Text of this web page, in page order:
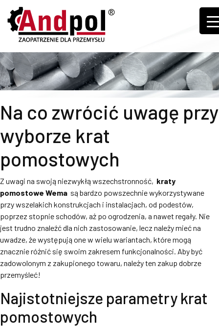
Na co zwrócić uwagę przy
wyborze krat
pomostowych
Z uwagi na swoją niezwykłą wszechstronność, kraty
pomostowe Wema są bardzo powszechnie wykorzystywane
przy wszelakich konstrukcjach i instalacjach, od podestów,
poprzez stopnie schodów, aż po ogrodzenia, a nawet regały. Nie
jest trudno znaleźć dla nich zastosowanie, lecz należy mieć na
uwadze, że występują one w wielu wariantach, które mogą
znacznie różnić się swoim zakresem funkcjonalności. Aby być
zadowolonym z zakupionego towaru, należy ten zakup dobrze
przemyśleć!
Najistotniejsze parametry krat
pomostowych